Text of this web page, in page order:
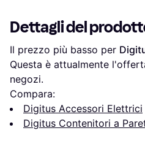
Dettagli del
Il prezzo più basso per
Questa è attualmente
negozi.
Compara:
Digitus Accessori Elettrici
Digitus Contenitori a